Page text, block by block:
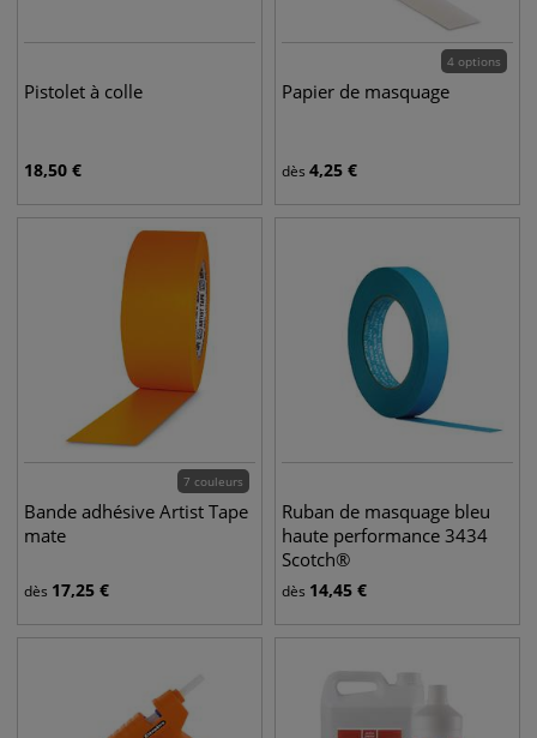
Pistolet à colle
18,50 €
4 options
Papier de masquage
dès 4,25 €
7 couleurs
Bande adhésive Artist Tape
mate
dès 17,25 €
Ruban de masquage bleu
haute performance 3434
Scotch®
dès 14,45 €